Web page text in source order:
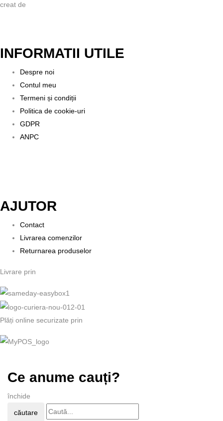
creat de
INFORMATII UTILE
Despre noi
Contul meu
Termeni și condiții
Politica de cookie-uri
GDPR
ANPC
AJUTOR
Contact
Livrarea comenzilor
Returnarea produselor
Livrare prin
Plăți online securizate prin
Ce anume cauți?
închide
căutare